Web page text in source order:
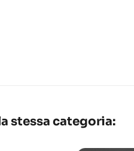
stessa categoria: